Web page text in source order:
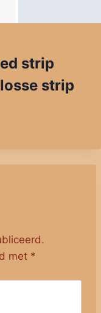
strip
strip
met *